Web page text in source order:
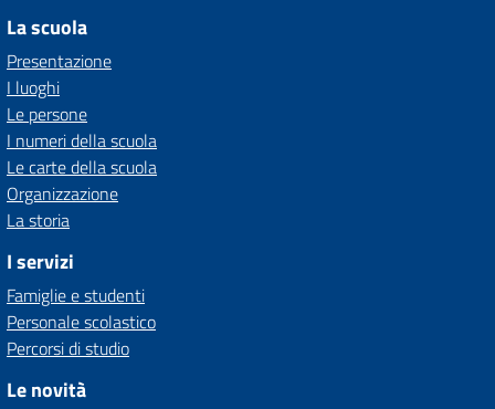
La scuola
Presentazione
I luoghi
Le persone
I numeri della scuola
Le carte della scuola
Organizzazione
La storia
I servizi
Famiglie e studenti
Personale scolastico
Percorsi di studio
Le novità